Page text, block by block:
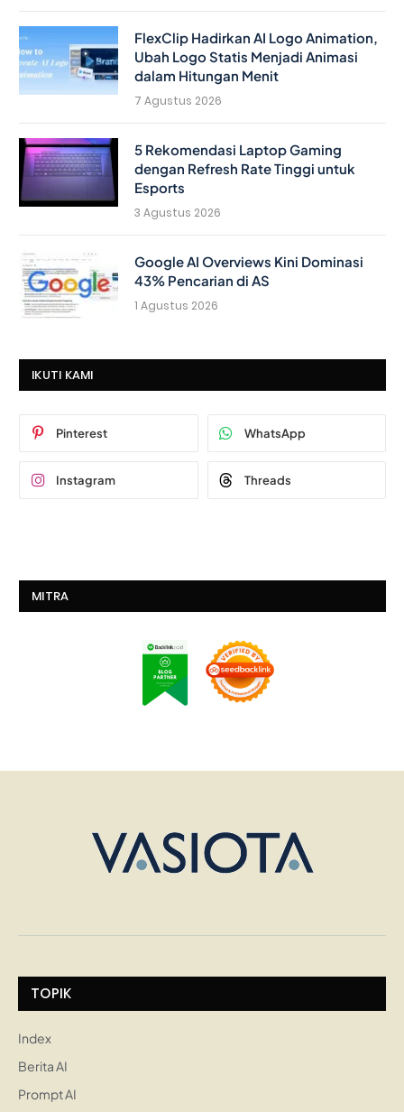
FlexClip Hadirkan AI Logo Animation,
Ubah Logo Statis Menjadi Animasi
dalam Hitungan Menit
7 Agustus 2026
5 Rekomendasi Laptop Gaming
dengan Refresh Rate Tinggi untuk
Esports
3 Agustus 2026
Google AI Overviews Kini Dominasi
43% Pencarian di AS
1 Agustus 2026
IKUTI KAMI
Pinterest WhatsApp
Instagram Threads
MITRA
TOPIK
Index
Berita AI
Prompt AI